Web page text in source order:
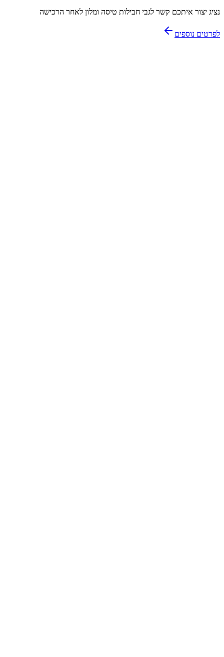
נציג יצור איתכם קשר לגבי חבילות טיסה ומלון לאחר הרכישה
לפרטים נוספים